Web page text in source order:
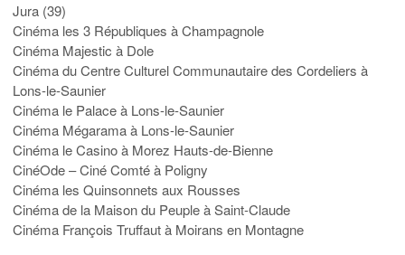
Jura (39)
Cinéma les 3 Républiques à Champagnole
Cinéma Majestic à Dole
Cinéma du Centre Culturel Communautaire des Cordeliers à
Lons-le-Saunier
Cinéma le Palace à Lons-le-Saunier
Cinéma Mégarama à Lons-le-Saunier
Cinéma le Casino à Morez Hauts-de-Bienne
CinéOde – Ciné Comté à Poligny
Cinéma les Quinsonnets aux Rousses
Cinéma de la Maison du Peuple à Saint-Claude
Cinéma François Truffaut à Moirans en Montagne